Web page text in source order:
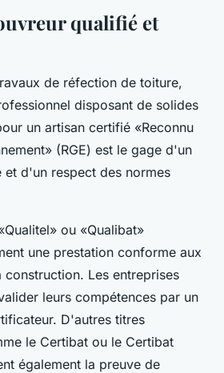
qualifié et
de réfection de toiture,
disposant de solides
un artisan certifié «Reconnu
(RGE) est le gage d'un
d'un respect des normes
ou «Qualibat»
une prestation conforme aux
Les entreprises
leurs compétences par un
D'autres titres
le Certibat ou le Certibat
également la preuve de